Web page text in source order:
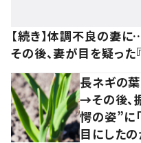
【続き】体調不良の妻
その後、妻が目を疑った
長ネギの
→その後、
愕の姿”に
目にしたの